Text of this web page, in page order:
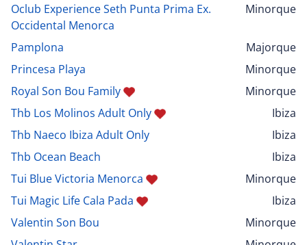
Oclub Experience Seth Punta Prima Ex.
Occidental Menorca
Minorque
Pamplona
Majorque
Princesa Playa
Minorque
Royal Son Bou Family
Minorque
Thb Los Molinos Adult Only
Ibiza
Thb Naeco Ibiza Adult Only
Ibiza
Thb Ocean Beach
Ibiza
Tui Blue Victoria Menorca
Minorque
Tui Magic Life Cala Pada
Ibiza
Valentin Son Bou
Minorque